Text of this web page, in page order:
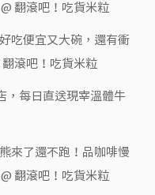
翻滾吧！吃貨米粒
吃便宜又大碗，還有衝
滾吧！吃貨米粒
，每日直送現宰溫體牛
來了還不跑！品咖啡慢
翻滾吧！吃貨米粒